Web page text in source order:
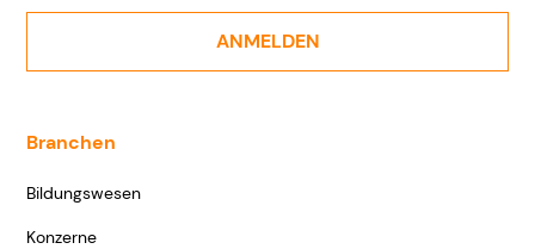
Branchen
Bildungswesen
Konzerne